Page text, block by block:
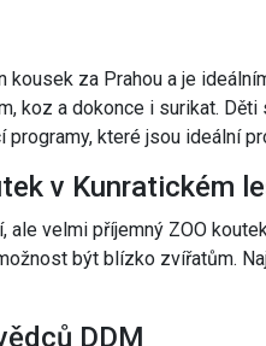
kousek za Prahou a je
koz a dokonce i surikat.
které jsou ideální
v Kunratickém
ale velmi příjemný ZOO
být blízko zvířatům.
DDM